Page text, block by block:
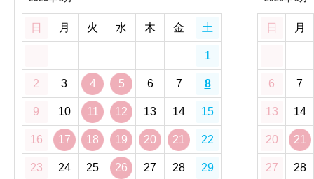
日 月 火 水 木 金 土
1
2 3 4 5 6 7 8
9 10 11 12 13 14 15
16 17 18 19 20 21 22
23 24 25 26 27 28 29
日 月
6 7
13 14
20 21
27 28